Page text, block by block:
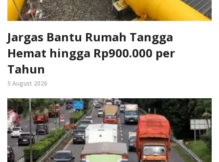
Jargas Bantu Rumah Tangga
Hemat hingga Rp900.000 per
Tahun
5 August 2026